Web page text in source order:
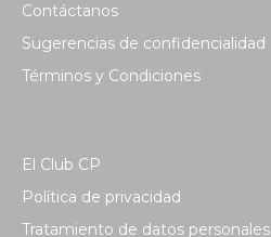
Contáctanos
Sugerencias de confidencialidad
Términos y Condiciones
El Club CP
Política de privacidad
Tratamiento de datos personales